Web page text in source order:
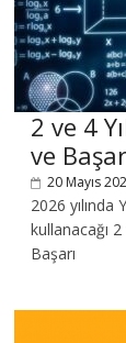
2 ve 4
ve
20 Mayıs
2026 yılında
kullanacağı
Başarı